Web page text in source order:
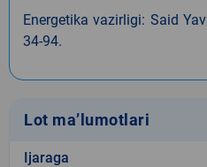
Energetika vazirligi: Said
34-94.
Lot ma’lumotlari
Ijaraga